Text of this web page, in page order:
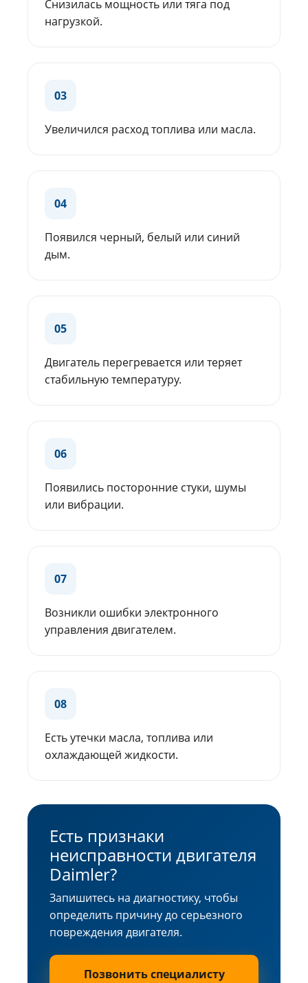
Снизилась мощность или тяга под
нагрузкой.
03
Увеличился расход топлива или масла.
04
Появился черный, белый или синий
дым.
05
Двигатель перегревается или теряет
стабильную температуру.
06
Появились посторонние стуки, шумы
или вибрации.
07
Возникли ошибки электронного
управления двигателем.
08
Есть утечки масла, топлива или
охлаждающей жидкости.
Есть признаки
неисправности двигателя
Daimler?
Запишитесь на диагностику, чтобы
определить причину до серьезного
повреждения двигателя.
Позвонить специалисту